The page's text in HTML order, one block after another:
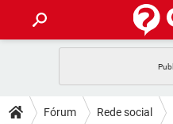
CELULAR
DICAS
Fórum Rede social